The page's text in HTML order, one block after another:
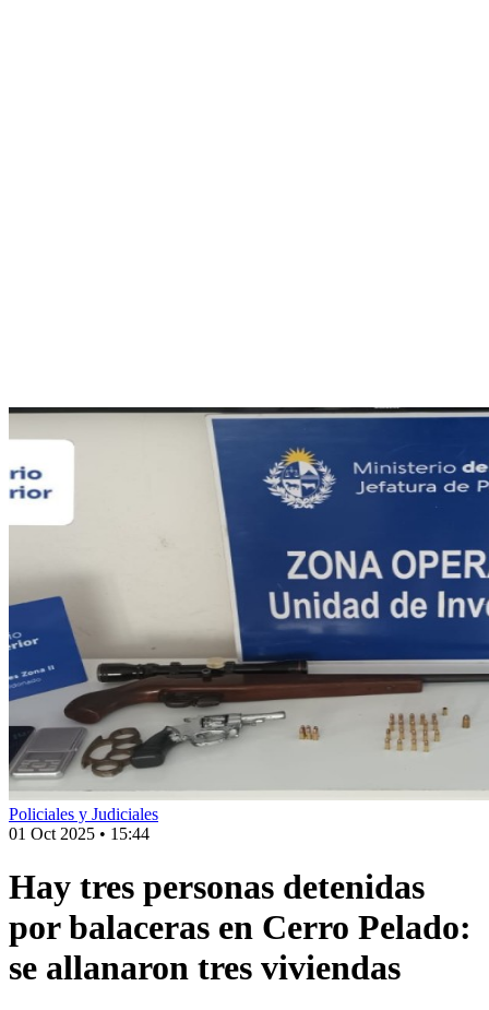
Policiales y Judiciales
01 Oct 2025 • 15:44
Hay tres personas detenidas
por balaceras en Cerro Pelado:
se allanaron tres viviendas